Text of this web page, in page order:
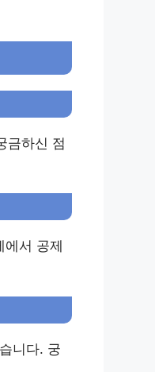
금하신 점
서 공제
니다. 궁